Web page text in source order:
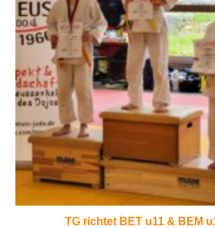
TG richtet BET u11 & BEM